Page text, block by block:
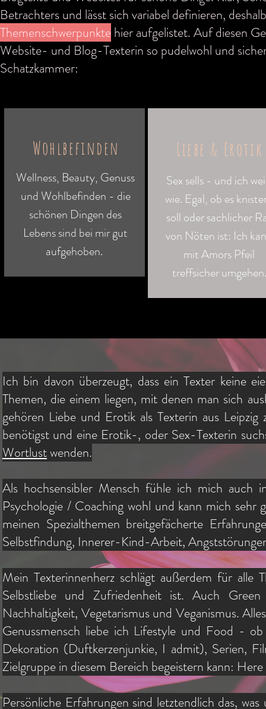
Betrachters und lässt sich variabel definieren,
Themenschwerpunktehier aufgelistet. Auf diesen
Website- und Blog-Texterin so pudelwohl und
Schatzkammer:
Wohlbefinden
Wellness, Beauty, Genuss
und Wohlbefinden - die
schönen Dingen des
Lebens sind bei mir gut
aufgehoben.
Liebe & Erotik
Sex sells - und ich
wie. Egal, ob es
soll oder sachlicher
von Nöten ist: Ich
mit Amors Pfeil
treffsicher umgehen.
Ich bin davon überzeugt, dass ein Texter keine
Themen, die einem liegen, mit denen man sich
gehören Liebe und Erotik als Texterin aus
benötigst und eine Erotik-, oder Sex-Texterin
Wortlustwenden.
Als hochsensibler Mensch fühle ich mich auch
Psychologie / Coaching wohl und kann mich
meinen Spezialthemen breitgefächerte
Selbstfindung, Innerer-Kind-Arbeit,
Mein Texterinnenherz schlägt außerdem für
Selbstliebe und Zufriedenheit ist. Auch
Nachhaltigkeit, Vegetarismus und Veganismus.
Genussmensch liebe ich Lifestyle und Food -
Dekoration (Duftkerzenjunkie, I admit), Serien,
Zielgruppe in diesem Bereich begeistern kann:
Persönliche Erfahrungen sind letztendlich das,